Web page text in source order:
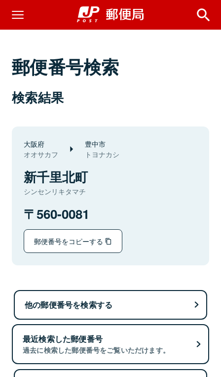
郵便番号検索
検索結果
大阪府
オオサカフ
豊中市
トヨナカシ
新千里北町
シンセンリキタマチ
560-0081
郵便番号をコピーする
他の郵便番号を検索する
最近検索した郵便番号
過去に検索した郵便番号をご覧いただけます。